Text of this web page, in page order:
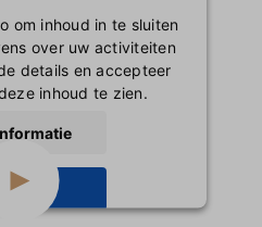
om inhoud in te sluiten
over uw activiteiten
details en accepteer
inhoud te zien.